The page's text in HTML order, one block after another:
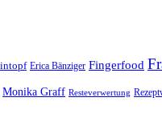
Erica Bänziger Fingerfood
Monika Graff Resteverwertung